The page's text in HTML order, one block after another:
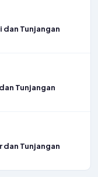
dan Tunjangan
Tunjangan
dan Tunjangan